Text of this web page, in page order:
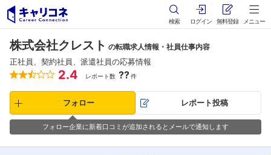
検索 ログイン 無料登録 メニュー
株式会社クレスト の転職求人情報・社員仕事内容
正社員、契約社員、派遣社員の応募情報
2.4 レポート数 ??件
フォロー レポート投稿
フォロー企業に新着口コミが追加されるとメールで通知します